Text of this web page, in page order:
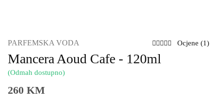
PARFEMSKA VODA Ocjene (1)
Mancera Aoud Cafe - 120ml
(Odmah dostupno)
260 KM